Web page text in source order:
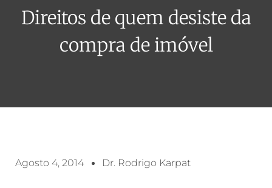
Direitos de quem desiste da
compra de imóvel
Agosto 4, 2014 Dr. Rodrigo Karpat